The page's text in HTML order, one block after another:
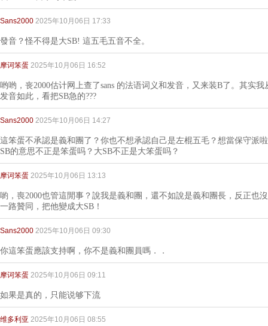
Sans2000 2025年10月06日 17:33
發音？怪不得是大SB! 這五毛五音不全。
摩诃笨蛋 2025年10月06日 16:52
哟哟，丧2000估计网上查了sans 的法语词义和发音，又来装B了。其实
发音如此，看把SB急的???
Sans2000 2025年10月06日 14:27
這笨蛋不承認是義和團了？你也不想承認自己是左棍五毛？想當保守派
SB的意思不正是笨蛋吗？大SB不正是大笨蛋吗？
摩诃笨蛋 2025年10月06日 13:13
喲，喪2000也管這閒事？說我是義和團，還不如說是義和團長，反正也
一路贊同，把他變成大SB！
Sans2000 2025年10月06日 09:30
你這笨蛋應該支持啊，你不是義和團員嗎．．
摩诃笨蛋 2025年10月06日 09:11
如果是真的，只能说够下流
维多利亚 2025年10月06日 08:55